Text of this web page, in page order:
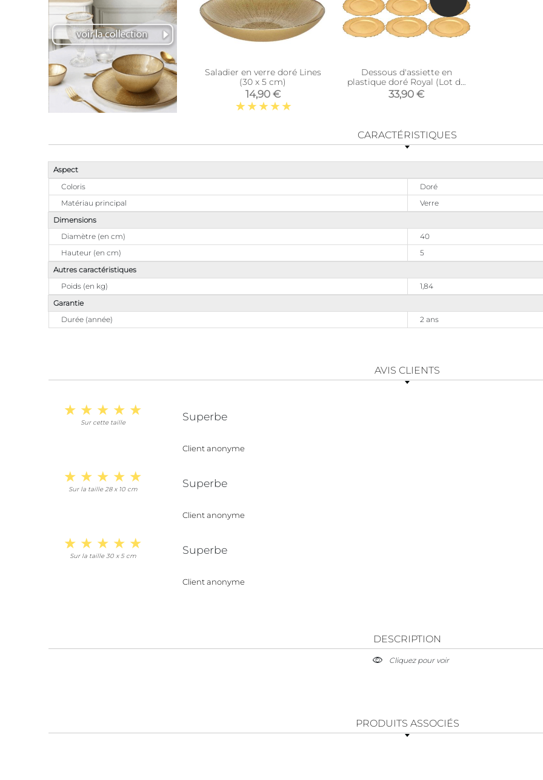
Saladier en verre doré Lines
(30 x 5 cm)
14,90 €
Dessous d'assiette en
plastique doré Royal (Lot de
6)
33,90 €
CARACTÉRISTIQUES
Aspect
Coloris
Doré
Matériau principal
Verre
Dimensions
Diamètre (en cm)
40
Hauteur (en cm)
5
Autres caractéristiques
Poids (en kg)
1,84
Garantie
Durée (année)
2 ans
AVIS CLIENTS
Sur cette taille Superbe
Client anonyme
Sur la taille 28 x 10 cm Superbe
Client anonyme
Sur la taille 30 x 5 cm Superbe
Client anonyme
DESCRIPTION
Cliquez pour voir
PRODUITS ASSOCIÉS